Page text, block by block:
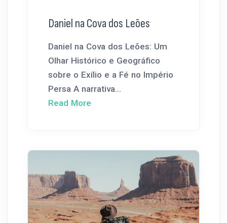
Daniel na Cova dos Leões
Daniel na Cova dos Leões: Um
Olhar Histórico e Geográfico
sobre o Exílio e a Fé no Império
Persa A narrativa...
Read More